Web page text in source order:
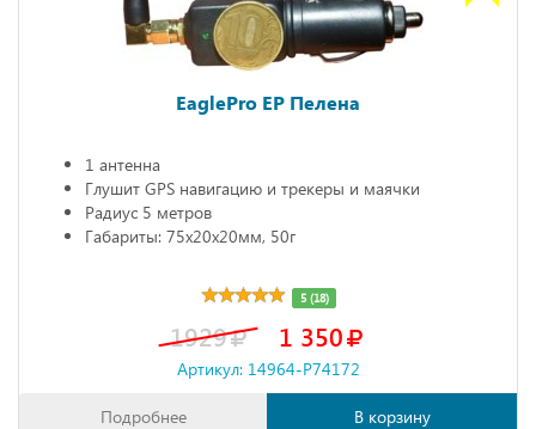
EaglePro EP Пелена
1 антенна
Глушит GPS навигацию и трекеры и маячки
Радиус 5 метров
Габариты: 75х20х20мм, 50г
5 (18)
1929 1 350
Артикул: 14964-P74172
Подробнее В корзину